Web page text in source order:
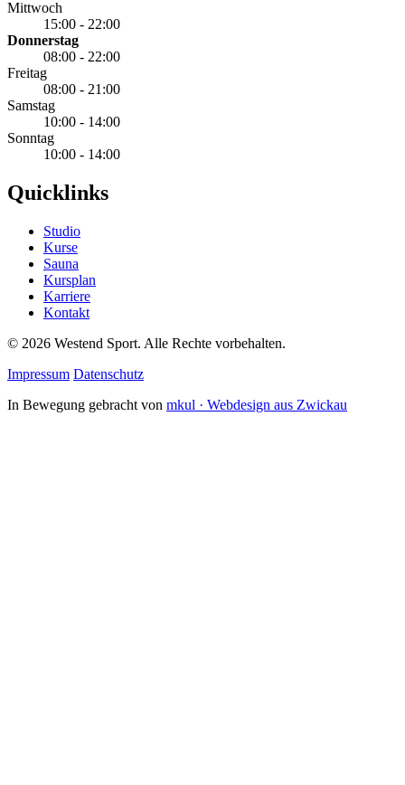
Mittwoch
15:00 - 22:00
Donnerstag
08:00 - 22:00
Freitag
08:00 - 21:00
Samstag
10:00 - 14:00
Sonntag
10:00 - 14:00
Quicklinks
Studio
Kurse
Sauna
Kursplan
Karriere
Kontakt
© 2026 Westend Sport. Alle Rechte vorbehalten.
Impressum Datenschutz
In Bewegung gebracht von mkul · Webdesign aus Zwickau